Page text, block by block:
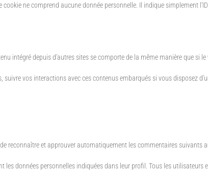
ne comprend aucune donnée personnelle. Il indique simplement
intégré depuis d’autres sites se comporte de la même manière que si
vos interactions avec ces contenus embarqués si vous disposez
et approuver automatiquement les commentaires suivants
données personnelles indiquées dans leur profil. Tous les